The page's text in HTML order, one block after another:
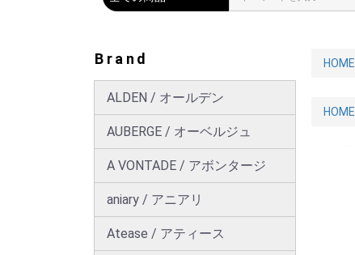
Brand
ALDEN / オールデン
AUBERGE / オーベルジュ
A VONTADE / アボンタージ
aniary / アニアリ
Atease / アティース
HOME
HOME